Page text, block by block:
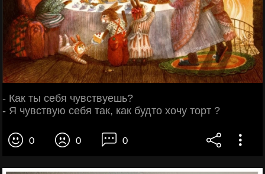
- Как ты сeбя чyвствуешь?
- Я чувствую сeбя так, как будто хочу торт ?
0 0 0